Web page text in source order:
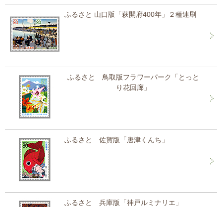
ふるさと 山口版「萩開府400年」２種連刷
ふるさと 鳥取版フラワーパーク「とっと
り花回廊」
ふるさと 佐賀版「唐津くんち」
ふるさと 兵庫版「神戸ルミナリエ」